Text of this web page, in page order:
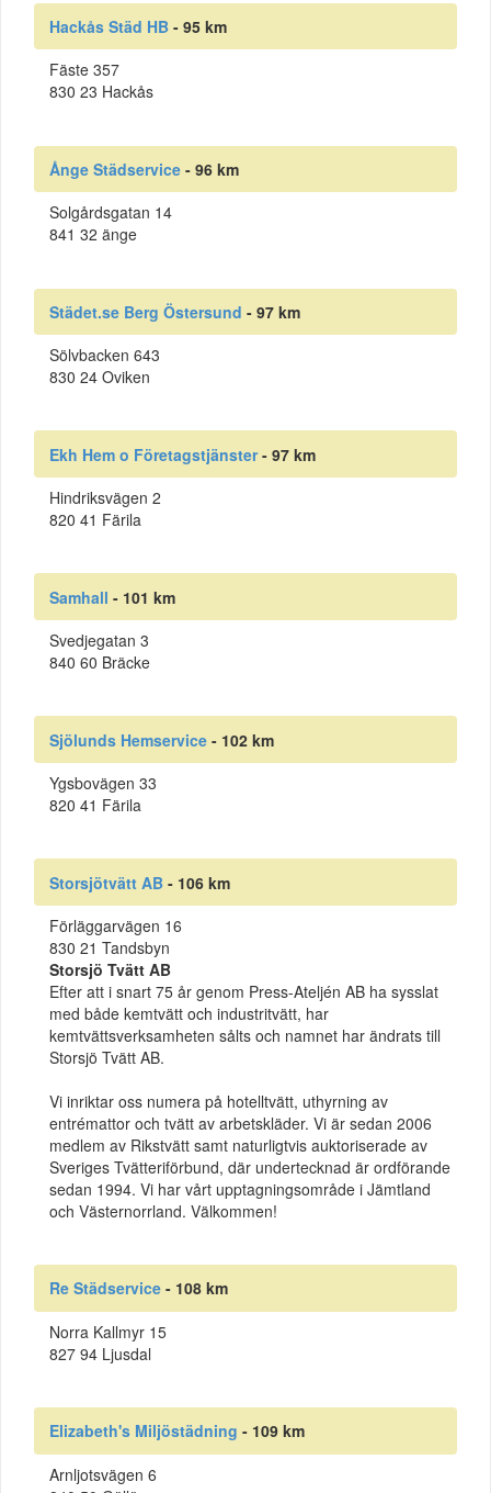
Hackås Städ HB - 95 km
Fäste 357
830 23 Hackås
Ånge Städservice - 96 km
Solgårdsgatan 14
841 32 änge
Städet.se Berg Östersund - 97 km
Sölvbacken 643
830 24 Oviken
Ekh Hem o Företagstjänster- 97 km
Hindriksvägen 2
820 41 Färila
Samhall - 101 km
Svedjegatan 3
840 60 Bräcke
Sjölunds Hemservice - 102 km
Ygsbovägen 33
820 41 Färila
Storsjötvätt AB - 106 km
Förläggarvägen 16
830 21 Tandsbyn
Storsjö Tvätt AB
Efter att i snart 75 år genom Press-Ateljén AB ha sysslat
med både kemtvätt och industritvätt, har
kemtvättsverksamheten sålts och namnet har ändrats till
Storsjö Tvätt AB.
Vi inriktar oss numera på hotelltvätt, uthyrning av
entrémattor och tvätt av arbetskläder. Vi är sedan 2006
medlem av Rikstvätt samt naturligtvis auktoriserade av
Sveriges Tvätteriförbund, där undertecknad är ordförande
sedan 1994. Vi har vårt upptagningsområde i Jämtland
och Västernorrland. Välkommen!
Re Städservice - 108 km
Norra Kallmyr 15
827 94 Ljusdal
Elizabeth's Miljöstädning - 109 km
Arnljotsvägen 6